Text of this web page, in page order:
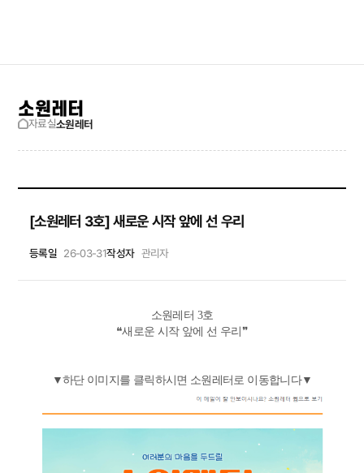
소원레터
자료실소원레터
[소원레터 3호] 새로운 시작 앞에 선 우리
등록일 26-03-31작성자 관리자
소원레터 3호
❝새로운 시작 앞에 선 우리❞
▼하단 이미지를 클릭하시면 소원레터로 이동합니다▼